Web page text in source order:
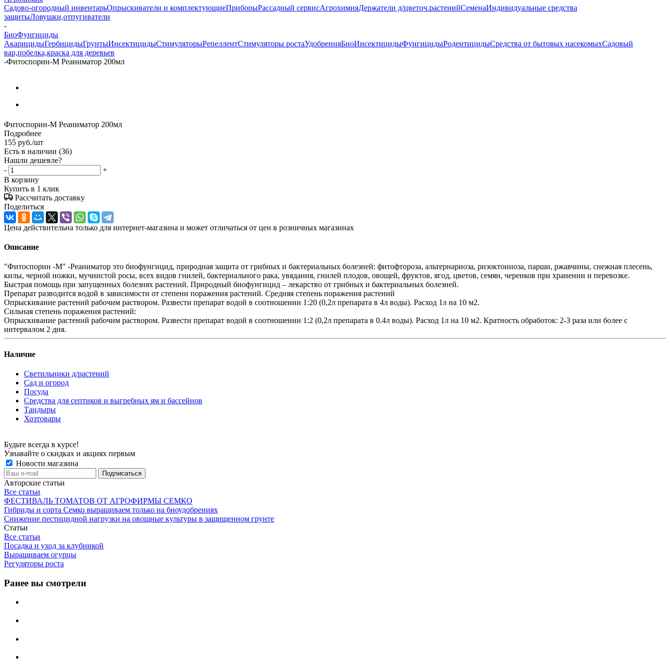
Садово-огородный инвентарьОпрыскиватели и комплектующиеПриборыРассадный сервисАгрохимияДержатели д/цветоч.растенийСеменаИндивидуальные средства
защитыЛовушки,отпугиватели
-
БиоФунгициды
АкарицидыГербицидыГрунтыИнсектицидыСтимуляторыРепеллентСтимуляторы ростаУдобренияБиоИнсектицидыФунгицидыРодентицидыСредства от бытовых насекомыхСадовый
вар,побелка,краска для деревьев
-Фитоспорин-М Реаниматор 200мл
Фитоспорин-М Реаниматор 200мл
Подробнее
155 руб./шт
Есть в наличии (36)
Нашли дешевле?
-
+
В корзину
Купить в 1 клик
Рассчитать доставку
Поделиться
Цена действительна только для интернет-магазина и может отличаться от цен в розничных магазинах
Описание
"Фитоспорин -М" -Реаниматор это биофунгицид, природная защита от грибных и бактериальных болезней: фитофтороза, альтернариоза, ризоктониоза, парши, ржавчины, снежная плесень,
килы, черной ножки, мучнистой росы, всех видов гнилей, бактериального рака, увядания, гнилей плодов, овощей, фруктов, ягод, цветов, семян, черенков при хранении и перевозке.
Быстрая помощь при запущенных болезнях растений. Природный биофунгицид – лекарство от грибных и бактериальных болезней.
Препарат разводится водой в зависимости от степени поражения растений. Средняя степень поражения растений
Опрыскивание растений рабочим раствором. Развести препарат водой в соотношении 1:20 (0,2л препарата в 4л воды). Расход 1л на 10 м2.
Сильная степень поражения растений:
Опрыскивание растений рабочим раствором. Развести препарат водой в соотношении 1:2 (0,2л препарата в 0.4л воды). Расход 1л на 10 м2. Кратность обработок: 2-3 раза или более с
интервалом 2 дня.
Наличие
Светильники д/растений
Сад и огород
Посуда
Средства для септиков и выгребных ям и бассейнов
Тандыры
Хозтовары
Будьте всегда в курсе!
Узнавайте о скидках и акциях первым
Новости магазина
Авторские статьи
Все статьи
ФЕСТИВАЛЬ ТОМАТОВ ОТ АГРОФИРМЫ СЕМКО
Гибриды и сорта Семко выращиваем только на биоудобрениях
Снижение пестицидной нагрузки на овощные культуры в защищенном грунте
Статьи
Все статьи
Посадка и уход за клубникой
Выращиваем огурцы
Регуляторы роста
Ранее вы смотрели